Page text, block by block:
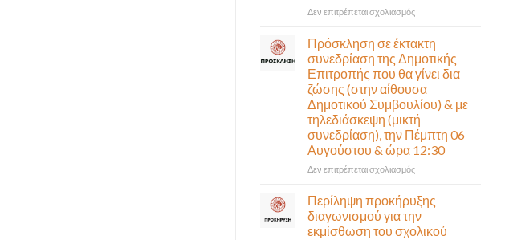
Δεν επιτρέπεται σχολιασμόςστο
κυκλοφορία
η
Παλαιά
Παραλιακή
(Λ.
Ποσειδώνος)
τη
Δευτέρα
Αυγούστου-
αναγκαίο
και
σημαντικό
Πρόσκληση σε έκτακτη
συνεδρίαση της Δημοτικής
Επιτροπής που θα γίνει δια
ζώσης (στην αίθουσα
Δημοτικού Συμβουλίου) & με
τηλεδιάσκεψη (μικτή
συνεδρίαση), την Πέμπτη 06
Αυγούστου & ώρα 12:30
Δεν επιτρέπεται σχολιασμόςστο
σε
έκτακτη
συνεδρίαση
της
Περίληψη προκήρυξης
διαγωνισμού για την
εκμίσθωση του σχολικού